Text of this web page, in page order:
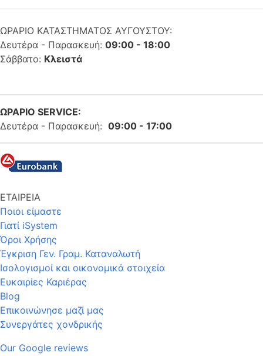
ΩΡΑΡΙΟ ΚΑΤΑΣΤΗΜΑΤΟΣ ΑΥΓΟΥΣΤΟΥ:
Δευτέρα - Παρασκευή: 09:00 - 18:00
Σάββατο: Κλειστά
ΩΡΑΡΙΟ SERVICE:
Δευτέρα - Παρασκευή: 09:00 - 17:00
ΕΤΑΙΡΕΙΑ
Ποιοι είμαστε
Γιατί iSystem
Όροι Χρήσης
Έγκριση Γεν. Γραμ. Καταναλωτή
Ισολογισμοί και οικονομικά στοιχεία
Ευκαιρίες Καριέρας
Blog
Επικοινώνησε μαζί μας
Συνεργάτες χονδρικής
Our Google reviews